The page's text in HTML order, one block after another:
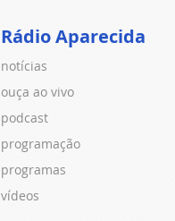
Rádio Aparecida
notícias
ouça ao vivo
podcast
programação
programas
vídeos